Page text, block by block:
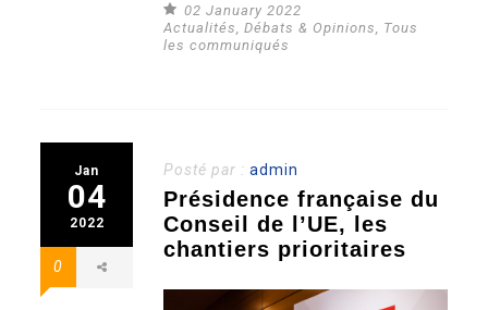
02 January 2022
Actualités ,Débats & Opinions
Tous
les communiqués
Jan
04
2022
0
Posté par :admin
Présidence française du
Conseil de l’UE, les
chantiers prioritaires